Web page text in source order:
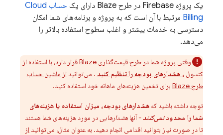
یک پروژه Firebase در طرح Blaze دارای یک
حساب Cloud
Billing مرتبط با آن است که به پروژه و برنامه‌های شما امکان
دسترسی به خدمات بیشتر و اغلب سطوح استفاده بالاتر را
می‌دهد.
وقتی پروژه شما در طرح قیمت‌گذاری Blaze قرار دارد، با استفاده از
کنسول ، هشدارهای بودجه را تنظیم کنید . می‌توانید از ماشین حساب
طرح Blaze
برای تخمین هزینه‌های ماهانه خود استفاده کنید.
توجه داشته باشید که هشدارهای بودجه، میزان استفاده یا هزینه‌های
شما را محدودنمی‌کنند- آنها هشدارهایی در مورد هزینه‌های شما هستند
تا در صورت نیاز بتوانید اقدامی انجام دهید. به عنوان مثال، می‌توانید از